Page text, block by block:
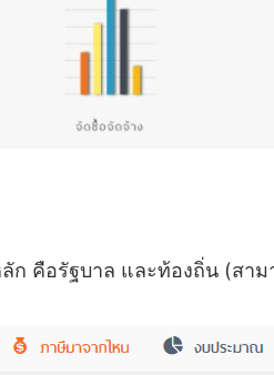
คือรัฐบาล และท้องถิ่น (สา